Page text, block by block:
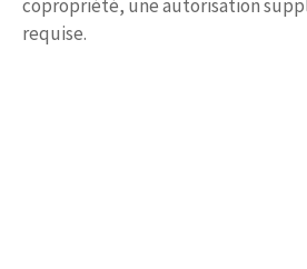
copropriété, une autorisation
requise.